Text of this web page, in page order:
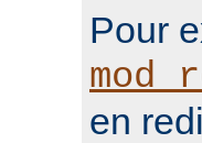
Pour
en